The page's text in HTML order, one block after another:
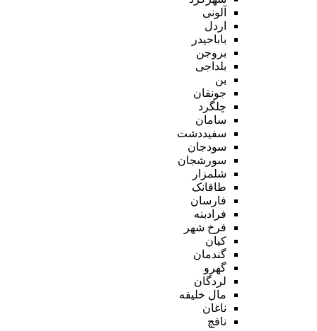
آلونی
اردل
باباحیدر
بروجن
بلداجی
بن
جونقان
چلگرد
سامان
سفیددشت
سودجان
سورشجان
شلمزار
طاقانک
فارسان
فرادبنه
فرخ شهر
کیان
گندمان
گهرو
لردگان
مال خلیفه
ناغان
نافچ